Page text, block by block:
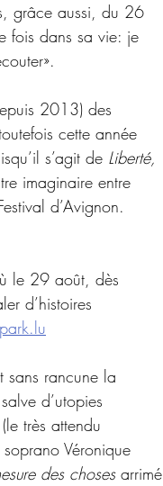
grâce aussi, du 26
fois dans sa vie: je
2013) des
cette année
s’agit de Liberté,
imaginaire entre
d’Avignon.
le 29 août, dès
d’histoires
rancune la
d’utopies
très attendu
Véronique
des choses arrimé